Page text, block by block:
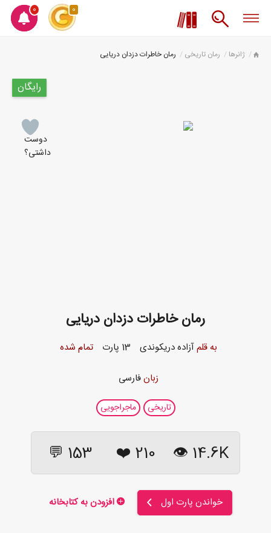
0 0
ژانرها رمان تاریخی رمان خاطرات دزدان دریایی
رایگان
دوست
داشتی؟
رمان خاطرات دزدان دریایی
به قلمآزاده دریکوندی 13 پارت تمام شده
زبانفارسی
تاریخی ماجراجویی
14.6K 👁
210
❤️
153 💬
خواندن پارت اول افزودن به کتابخانه